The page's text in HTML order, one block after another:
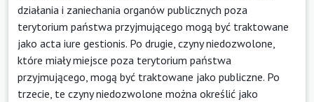
działania i zaniechania organów publicznych poza
terytorium państwa przyjmującego mogą być traktowane
jako acta iure gestionis. Po drugie, czyny niedozwolone,
które miały miejsce poza terytorium państwa
przyjmującego, mogą być traktowane jako publiczne. Po
trzecie, te czyny niedozwolone można określić jako